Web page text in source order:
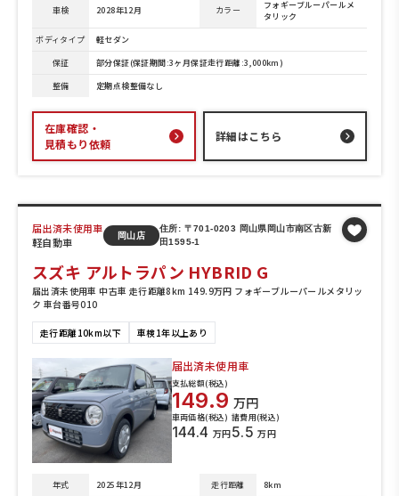
車検 2028年12月 カラー
フォギーブルーパールメ
タリック
ボディタイプ
軽セダン
保証
部分保証(保証期間:3ヶ月保証走行距離:3,000km)
整備
定期点検整備なし
在庫確認・
見積もり依頼
詳細はこちら
届出済未使用車
軽自動車
岡山店
住所: 〒701-0203 岡山県岡山市南区古新
田1595-1
スズキ アルトラパン HYBRID G
届出済未使用車 中古車 走行距離8km 149.9万円 フォギーブルーパールメタリッ
ク 車台番号010
走行距離10km以下 車検1年以上あり
届出済未使用車
支払総額(税込)
149.9 万円
車両価格(税込)
144.4 万円
諸費用(税込)
5.5 万円
年式 2025年12月 走行距離 8km